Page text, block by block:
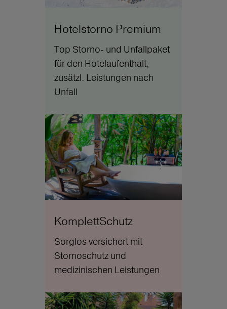
Hotelstorno Premium
Top Storno- und Unfallpaket
für den Hotelaufenthalt,
zusätzl. Leistungen nach
Unfall
KomplettSchutz
Sorglos versichert mit
Stornoschutz und
medizinischen Leistungen